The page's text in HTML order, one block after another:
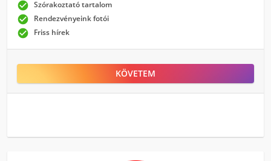
 Szórakoztató tartalom
 Rendezvényeink fotói
 Friss hírek
KÖVETEM